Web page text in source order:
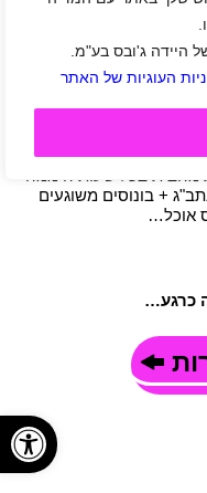
היידה ג'ובס בע"מ.
העוגיות של האתר
בכל שעות היממה
|סטודנטים|
|בנקאות ופיננסים|
ושיווק כרטיס האשראי
בלוד. ממוצע שכר
+ בונוסים משוגעים
אוכל…
כרגע…